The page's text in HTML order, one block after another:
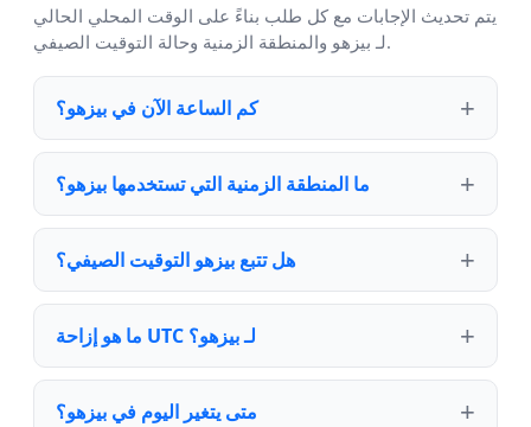
يتم تحديث الإجابات مع كل طلب بناءً على الوقت المحلي الحالي
لـ بيزهو والمنطقة الزمنية وحالة التوقيت الصيفي.
كم الساعة الآن في بيزهو؟
ما المنطقة الزمنية التي تستخدمها بيزهو؟
هل تتبع بيزهو التوقيت الصيفي؟
ما هو إزاحة UTC لـ بيزهو؟
متى يتغير اليوم في بيزهو؟